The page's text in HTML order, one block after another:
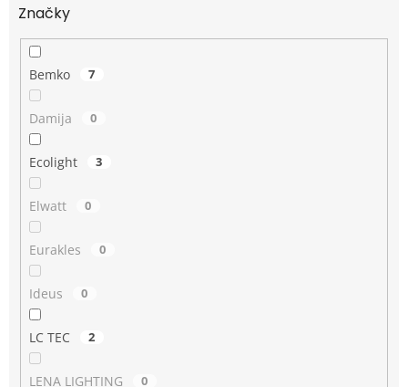
Značky
Bemko 7
Damija 0
Ecolight 3
Elwatt 0
Eurakles 0
Ideus 0
LC TEC 2
LENA LIGHTING 0